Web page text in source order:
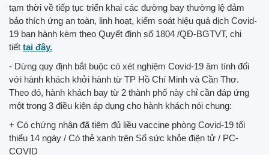
tạm thời về tiếp tục triển khai các đường bay thường lệ đảm
bảo thích ứng an toàn, linh hoạt, kiểm soát hiệu quả dịch Covid-
19 ban hành kèm theo Quyết định số 1804 /QĐ-BGTVT, chi
tiết tại đây.
- Dừng quy định bắt buộc có xét nghiệm Covid-19 âm tính đối
với hành khách khởi hành từ TP Hồ Chí Minh và Cần Thơ.
Theo đó, hành khách bay từ 2 thành phố này chỉ cần đáp ứng
một trong 3 điều kiện áp dụng cho hành khách nói chung:
+ Có chứng nhận đã tiêm đủ liều vaccine phòng Covid-19 tối
thiểu 14 ngày / Có thẻ xanh trên Sổ sức khỏe điện tử / PC-
COVID